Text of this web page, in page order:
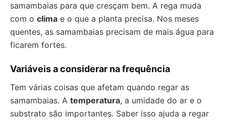
samambaias para que cresçam bem. A rega muda
com o clima e o que a planta precisa. Nos meses
quentes, as samambaias precisam de mais água para
ficarem fortes.
Variáveis a considerar na frequência
Tem várias coisas que afetam quando regar as
samambaias. A temperatura, a umidade do ar e o
substrato são importantes. Saber isso ajuda a regar